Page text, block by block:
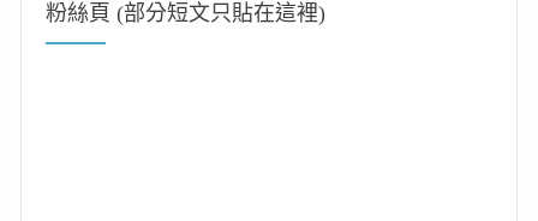
粉絲頁 (部分短文只貼在這裡)